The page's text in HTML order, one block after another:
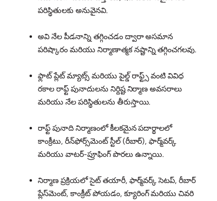
పరిస్థితులకు అనువైనవి.
అవి నేల పీడనాన్ని తగ్గించడం ద్వారా అసమాన
పరిష్కారం మరియు నిర్మాణాత్మక నష్టాన్ని తగ్గించగలవు.
ఫ్లాట్ ప్లేట్ మ్యాట్స్ మరియు పైల్డ్ రాఫ్ట్స్ వంటి వివిధ
రకాల రాఫ్ట్ పునాదులను నిర్దిష్ట నిర్మాణ అవసరాలు
మరియు నేల పరిస్థితులను తీరుస్తాయి.
రాఫ్ట్ పునాది నిర్మాణంలో కీలకమైన పదార్థాలలో
కాంక్రీటు, రీన్‌ఫోర్స్‌మెంట్ స్టీల్ (రీబార్), ఫార్మ్‌వర్క్
మరియు వాటర్‌-ప్రూఫింగ్ పొరలు ఉన్నాయి.
నిర్మాణ ప్రక్రియలో సైట్ తయారీ, ఫార్మ్‌వర్క్ సెటప్, రీబార్
ప్లేస్‌మెంట్, కాంక్రీట్ పోయడం, క్యూరింగ్ మరియు చివరి